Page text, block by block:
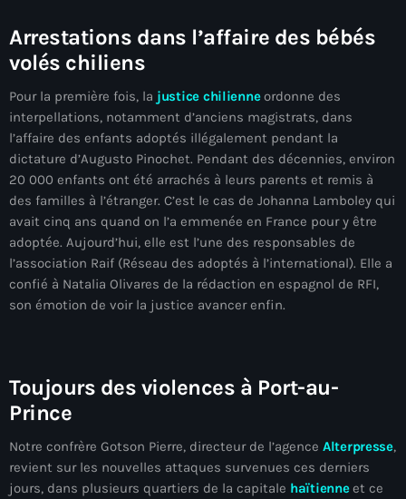
mai 2026
avril 2026
mars 2026
février 2026
janvier 2026
décembre 2025
novembre 2025
octobre 2025
septembre 2025
juillet 2025
juin 2025
mai 2025
avril 2025
Arrestations dans l’affaire des bébés
volés chiliens
Pour la première fois, la justice chilienneordonne des
interpellations, notamment d’anciens magistrats, dans
l’affaire des enfants adoptés illégalement pendant la
dictature d’Augusto Pinochet. Pendant des décennies, environ
20 000 enfants ont été arrachés à leurs parents et remis à
des familles à l’étranger. C’est le cas de Johanna Lamboley qui
avait cinq ans quand on l’a emmenée en France pour y être
adoptée. Aujourd’hui, elle est l’une des responsables de
l’association Raif (Réseau des adoptés à l’international). Elle a
confié à Natalia Olivares de la rédaction en espagnol de RFI,
son émotion de voir la justice avancer enfin.
Toujours des violences à Port-au-
Prince
Notre confrère Gotson Pierre, directeur de l’agence Alterpresse,
revient sur les nouvelles attaques survenues ces derniers
jours, dans plusieurs quartiers de la capitale haïtienneet ce